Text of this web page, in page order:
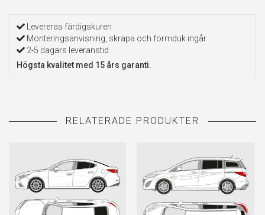
Levereras färdigskuren
Monteringsanvisning, skrapa och formduk ingår
2-5 dagars leveranstid
Högsta kvalitet med 15 års garanti.